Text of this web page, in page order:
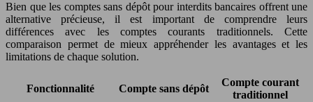
Bien que les comptes sans dépôt pour interdits bancaires offrent une
alternative précieuse, il est important de comprendre leurs
différences avec les comptes courants traditionnels. Cette
comparaison permet de mieux appréhender les avantages et les
limitations de chaque solution.
Fonctionnalité Compte sans dépôt
Compte courant
traditionnel